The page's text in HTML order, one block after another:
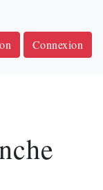
Connexion